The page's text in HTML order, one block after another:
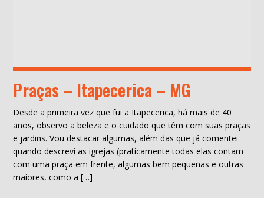
Praças – Itapecerica – MG
Desde a primeira vez que fui a Itapecerica, há mais de 40
anos, observo a beleza e o cuidado que têm com suas praças
e jardins. Vou destacar algumas, além das que já comentei
quando descrevi as igrejas (praticamente todas elas contam
com uma praça em frente, algumas bem pequenas e outras
maiores, como a […]